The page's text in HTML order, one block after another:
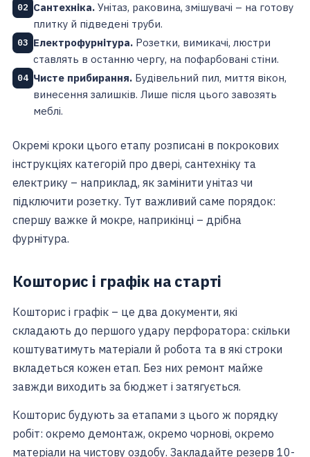
02 Сантехніка. Унітаз, раковина, змішувачі – на готову
плитку й підведені труби.
03 Електрофурнітура. Розетки, вимикачі, люстри
ставлять в останню чергу, на пофарбовані стіни.
04 Чисте прибирання. Будівельний пил, миття вікон,
винесення залишків. Лише після цього завозять
меблі.
Окремі кроки цього етапу розписані в покрокових
інструкціях категорій про двері, сантехніку та
електрику – наприклад, як замінити унітаз чи
підключити розетку. Тут важливий саме порядок:
спершу важке й мокре, наприкінці – дрібна
фурнітура.
Кошторис і графік на старті
Кошторис і графік – це два документи, які
складають до першого удару перфоратора: скільки
коштуватимуть матеріали й робота та в які строки
вкладеться кожен етап. Без них ремонт майже
завжди виходить за бюджет і затягується.
Кошторис будують за етапами з цього ж порядку
робіт: окремо демонтаж, окремо чорнові, окремо
матеріали на чистову оздобу. Закладайте резерв 10-